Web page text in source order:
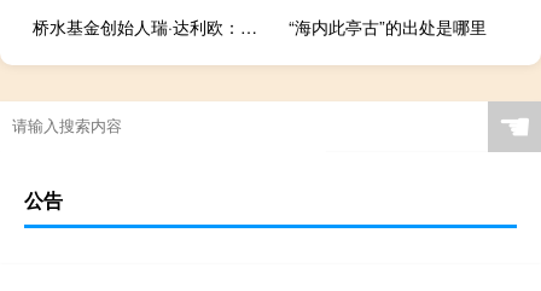
桥水基金创始人瑞·达利欧：对全球经济前景持悲观态度
“海内此亭古”的出处是哪里
☚
公告